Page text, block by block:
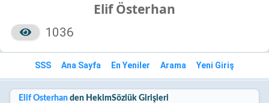
Elif Österhan
1036
SSS Ana Sayfa En Yeniler Arama Yeni Giriş
Elif Österhan den HekimSözlük Girişleri